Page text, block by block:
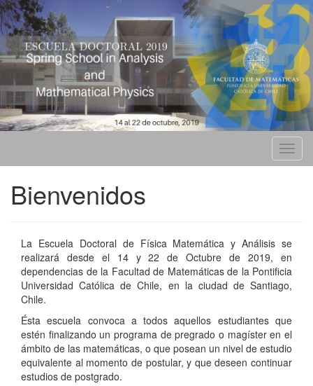
Bienvenidos
La Escuela Doctoral de Física Matemática y Análisis se
realizará desde el 14 y 22 de Octubre de 2019, en
dependencias de la Facultad de Matemáticas de la Pontificia
Universidad Católica de Chile, en la ciudad de Santiago,
Chile.
Ésta escuela convoca a todos aquellos estudiantes que
estén finalizando un programa de pregrado o magíster en el
ámbito de las matemáticas, o que posean un nivel de estudio
equivalente al momento de postular, y que deseen continuar
estudios de postgrado.